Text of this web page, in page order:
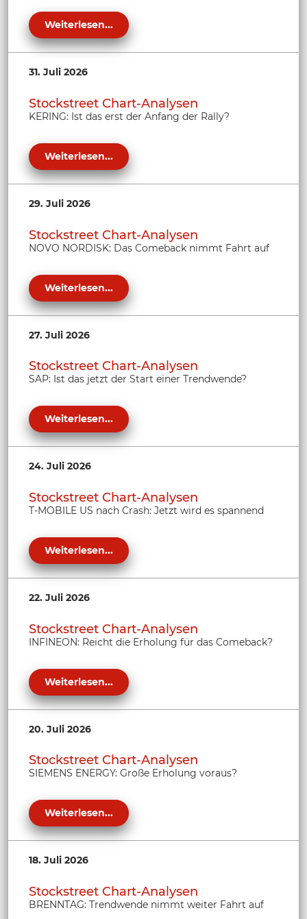
Weiterlesen...
31. Juli 2026
Stockstreet Chart-Analysen
KERING: Ist das erst der Anfang der Rally?
Weiterlesen...
29. Juli 2026
Stockstreet Chart-Analysen
NOVO NORDISK: Das Comeback nimmt Fahrt auf
Weiterlesen...
27. Juli 2026
Stockstreet Chart-Analysen
SAP: Ist das jetzt der Start einer Trendwende?
Weiterlesen...
24. Juli 2026
Stockstreet Chart-Analysen
T-MOBILE US nach Crash: Jetzt wird es spannend
Weiterlesen...
22. Juli 2026
Stockstreet Chart-Analysen
INFINEON: Reicht die Erholung für das Comeback?
Weiterlesen...
20. Juli 2026
Stockstreet Chart-Analysen
SIEMENS ENERGY: Große Erholung voraus?
Weiterlesen...
18. Juli 2026
Stockstreet Chart-Analysen
BRENNTAG: Trendwende nimmt weiter Fahrt auf